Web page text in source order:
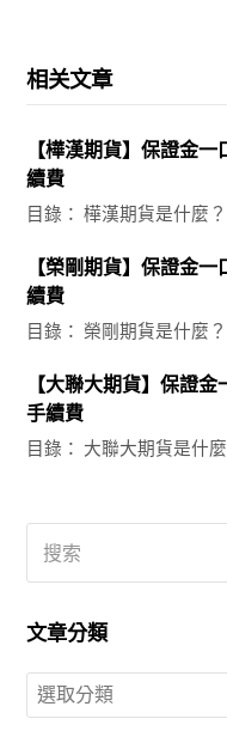
相关文章
【樺漢期貨】保證金
續費
目錄： 樺漢期貨是什麼
【榮剛期貨】保證金
續費
目錄： 榮剛期貨是什麼
【大聯大期貨】保證
手續費
目錄： 大聯大期貨是什
搜
索
文章分類
文
章